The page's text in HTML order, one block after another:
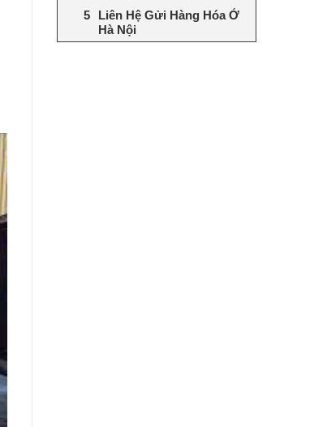
Liên Hệ Gửi Hàng Hóa Ở
Hà Nội